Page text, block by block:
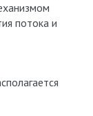
потока и